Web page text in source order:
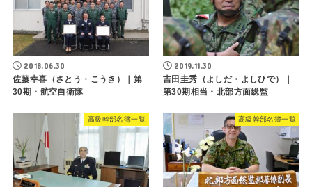
2018.06.30
佐藤幸喜（さとう・こうき）｜第
30期・航空自衛隊
2019.11.30
吉田圭秀（よしだ・よしひで）｜
第30期相当・北部方面総監
高級幹部名簿一覧 高級幹部名簿一覧